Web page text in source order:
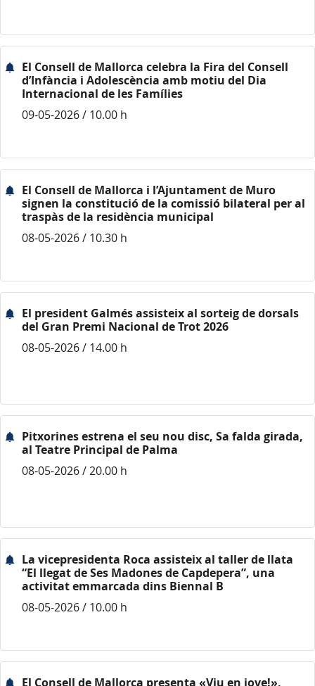
El Consell de Mallorca celebra la Fira del Consell
d’Infància i Adolescència amb motiu del Dia
Internacional de les Famílies
09-05-2026 / 10.00 h
El Consell de Mallorca i l’Ajuntament de Muro
signen la constitució de la comissió bilateral per al
traspàs de la residència municipal
08-05-2026 / 10.30 h
El president Galmés assisteix al sorteig de dorsals
del Gran Premi Nacional de Trot 2026
08-05-2026 / 14.00 h
Pitxorines estrena el seu nou disc, Sa falda girada,
al Teatre Principal de Palma
08-05-2026 / 20.00 h
La vicepresidenta Roca assisteix al taller de llata
“El llegat de Ses Madones de Capdepera”, una
activitat emmarcada dins Biennal B
08-05-2026 / 10.00 h
El Consell de Mallorca presenta «Viu en jove!»,